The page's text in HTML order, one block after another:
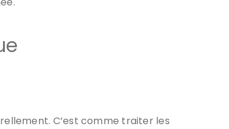
C’est comme traiter les